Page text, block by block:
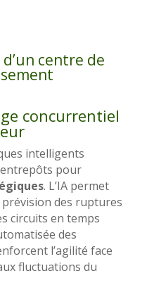
centre de
concurrentiel
intelligents
pour
. L’IA permet
prévision des ruptures
circuits en temps
des
l’agilité face
fluctuations du